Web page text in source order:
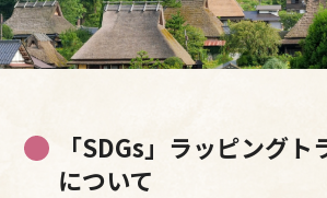
「SDGs」ラッピング
について